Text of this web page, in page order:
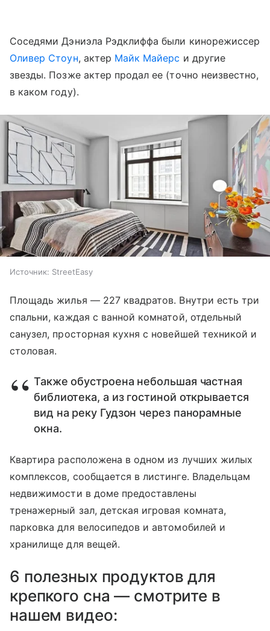
Соседями Дэниэла Рэдклиффа были кинорежиссер
Оливер Стоун, актер Майк Майерс и другие
звезды. Позже актер продал ее (точно неизвестно,
в каком году).
Источник: StreetEasy
Площадь жилья — 227 квадратов. Внутри есть три
спальни, каждая с ванной комнатой, отдельный
санузел, просторная кухня с новейшей техникой и
столовая.
Также обустроена небольшая частная
библиотека, а из гостиной открывается
вид на реку Гудзон через панорамные
окна.
Квартира расположена в одном из лучших жилых
комплексов, сообщается в листинге. Владельцам
недвижимости в доме предоставлены
тренажерный зал, детская игровая комната,
парковка для велосипедов и автомобилей и
хранилище для вещей.
6 полезных продуктов для
крепкого сна — смотрите в
нашем видео: